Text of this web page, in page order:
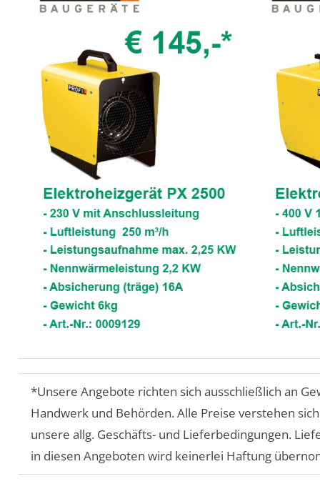
*Unsere Angebote richten sich ausschließlich an
Handwerk und Behörden. Alle Preise verstehen
unsere allg. Geschäfts- und Lieferbedingungen.
in diesen Angeboten wird keinerlei Haftung